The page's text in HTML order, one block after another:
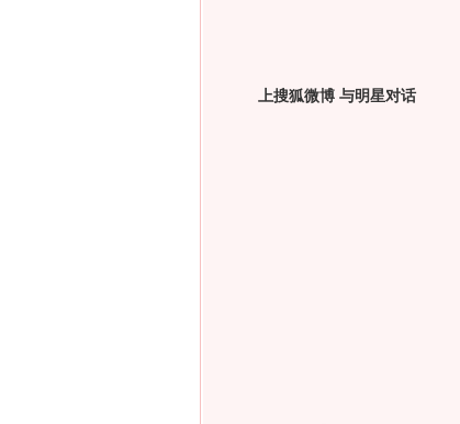
上搜狐微博 与明星对话